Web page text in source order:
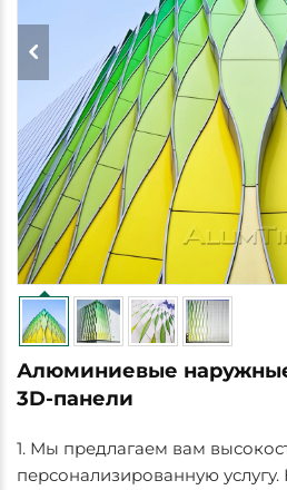
Алюминиевые
3D-панели
1. Мы предлагаем вам
персонализированную